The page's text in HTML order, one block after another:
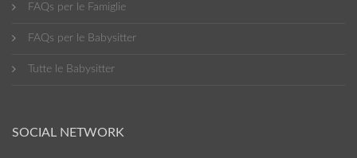
FAQs per le Famiglie
FAQs per le Babysitter
Tutte le Babysitter
SOCIAL NETWORK